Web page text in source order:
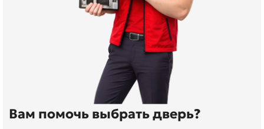
Вам помочь выбрать дверь?